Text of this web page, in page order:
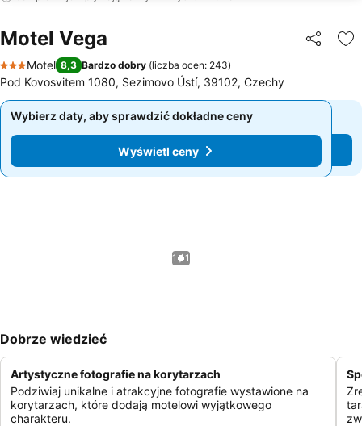
Motel Vega
3 Kategoria
Motel 8,3 Bardzo dobry (liczba ocen: 243)
Pod Kovosvitem 1080, Sezimovo Ústí, 39102, Czechy
Wybierz daty, aby sprawdzić dokładne ceny
Wyświetl ceny
Wybierz daty, aby sprawdzić dokładne ceny
Wyświetl ceny
1 / 1
Dobrze wiedzieć
Artystyczne fotografie na korytarzach
Podziwiaj unikalne i atrakcyjne fotografie wystawione na
korytarzach, które dodają motelowi wyjątkowego
charakteru.